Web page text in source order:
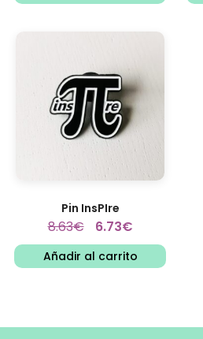
Pin InsPIre
8.63€ 6.73€
Añadir al carrito